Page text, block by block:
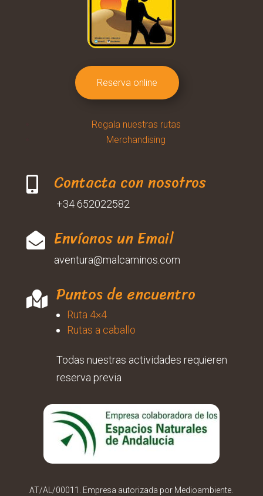
Reserva online
Regala nuestras rutas
Merchandising
 Contacta con nosotros
+34 652022582
 Envíanos un Email
aventura@malcaminos.com
 Puntos de encuentro
Ruta 4×4
Rutas a caballo
Todas nuestras actividades requieren
reserva previa
AT/AL/00011. Empresa autorizada por Medioambiente.